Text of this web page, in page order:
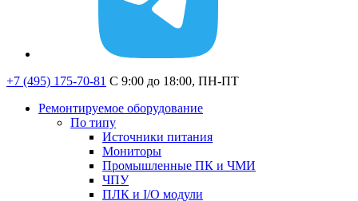
+7 (495) 175-70-81 C 9:00 до 18:00, ПН-ПТ
Ремонтируемое оборудование
По типу
Источники питания
Мониторы
Промышленные ПК и ЧМИ
ЧПУ
ПЛК и I/O модули